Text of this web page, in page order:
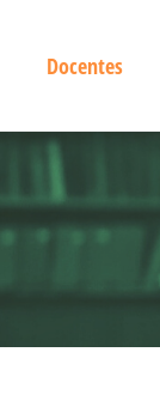
Docentes